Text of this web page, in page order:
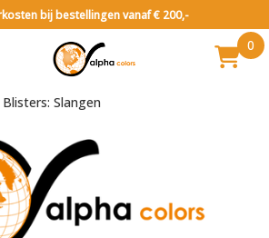
bij bestellingen vanaf € 200,-
0
Blisters: Slangen